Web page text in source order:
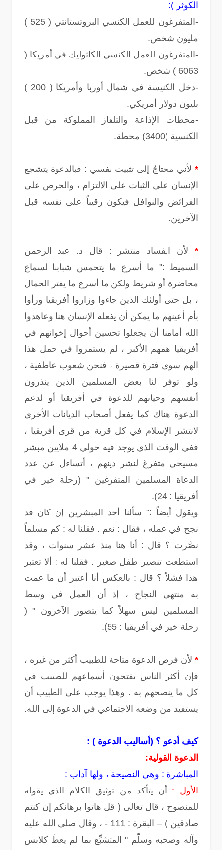
الكوثر ):
-المتفرغون للعمل الكنسي البروتستانتي ( 525 )
مليون شخص.
-المتفرغون للعمل الكنسي الكاثوليك في أمريكا (
6063 ) شخص.
-دخل الكنيسة في شمال أوربا وأمريكا ( 200 )
بليون دولار أمريكي.
-محطات الإذاعة والتلفاز المملوكة من قبل
الكنسية (3400) محطة.
* لأني محتاجٌ إلى تثبيت نفسي : فبالدعوة يتشجع
الإنسان على الثبات على الالتزام ، والحرص على
الفرائض والنوافل فيكون رقيباً على نفسه قبل
الآخرين.
* لأن الفساد منتشر : قال د. عبد الرحمن
السميط :" ما أسرع ما يتحمس شبابنا لسماع
محاضرة أو شريط ولكن ما أسرع ما يفتر الحمال
، بل حتى أولئك الذين جاءوا وزاروا أفريقيا ورأوا
بأم أعينهم ما يمكن أن يفعله الإنسان هنا وعاهدوا
الله أمامنا أن يجعلوا تحسين أحوال إخوانهم في
أفريقيا همهم الأكبر ، لم يستمروا في حمل هذا
الهم سوى فترة قصيرة ، فنحن شعوب عاطفية ،
ولو توفر لنا بعض المسلمين الذين ينذرون
أنفسهم وحياتهم للدعوة في أفريقيا أو لدعم
الدعوة هناك كما يفعل أصحاب الديانات الأخرى
لانتشر الإسلام في كل قرية من قرى أفريقيا ،
ففي الوقت الذي يوجد فيه حولي 4 ملايين مبشر
مسيحي متفرغ لنشر دينهم ، أتساءل عن عدد
الدعاة المسلمين المتفرغين " (رحلة خير في
أفريقيا : 24).
ويقول أيضاً :" سألنا أحد المبشرين إن كان قد
نجح في عمله ، فقال : نعم . فقلنا له : كم مسلماً
نصَّرت ؟ قال : أنا هنا منذ عشر سنوات ، وقد
استطعت تنصير طفل صغير . فقلنا له : ألا تعتبر
هذا فشلاً ؟ قال : بالعكس أنا أعتبر أن ما عمت
به منتهى النجاح ، إذ أن العمل في وسط
المسلمين ليس سهلاً كما يتصور الآخرون " (
رحلة خير في أفريقيا : 55).
* لأن فرص الدعوة متاحة للطبيب أكثر من غيره ،
فإن أكثر الناس يفتحون أسماعهم للطبيب في
كل ما ينصحهم به . وهذا يوجب على الطبيب أن
يستفيد من وضعه الاجتماعي في الدعوة إلى الله.
كيف أدعو ؟ (أساليب الدعوة ) :
الدعوة القولية:
المباشرة : وهي النصيحة ، ولها آداب :
الأول : أن يتأكد من توثيق الكلام الذي يقوله
للمنصوح ، قال تعالى ( قل هاتوا برهانكم إن كنتم
صادقين ) – البقرة : 111 - ، وقال صلى الله عليه
وآله وصحبه وسلّم " المتشبِّع بما لم يعطَ كلابس